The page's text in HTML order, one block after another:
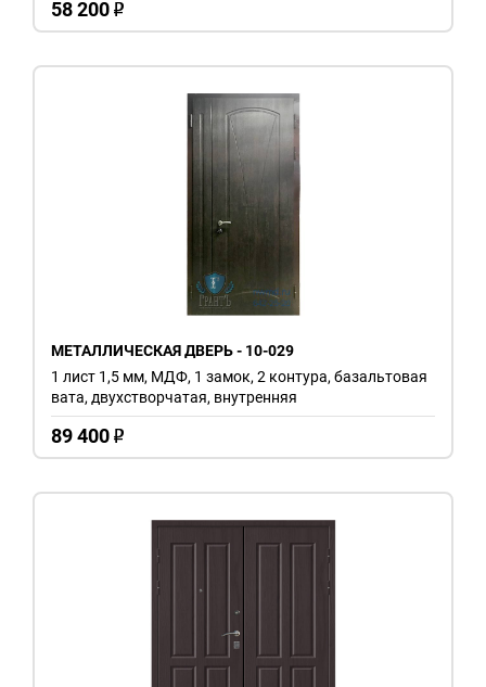
58 200 o
МЕТАЛЛИЧЕСКАЯ ДВЕРЬ - 10-029
89 400 o
1 лист 1,5 мм, МДФ, 1 замок, 2 контура, базальтовая
вата, двухстворчатая, внутренняя